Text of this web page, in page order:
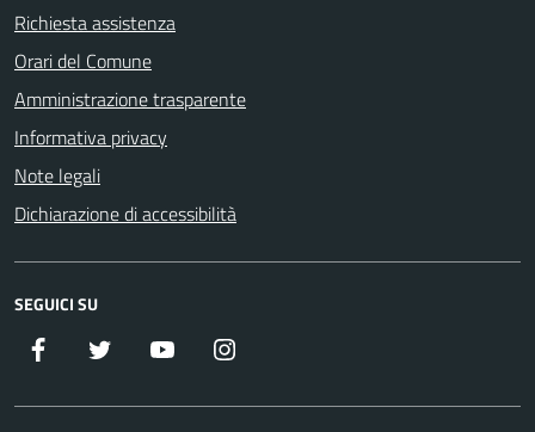
Richiesta assistenza
Orari del Comune
Amministrazione trasparente
Informativa privacy
Note legali
Dichiarazione di accessibilità
SEGUICI SU
Facebook Twitter Youtube